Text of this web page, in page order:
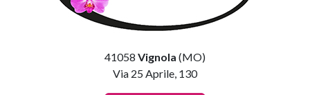
41058 Vignola (MO)
Via 25 Aprile, 130